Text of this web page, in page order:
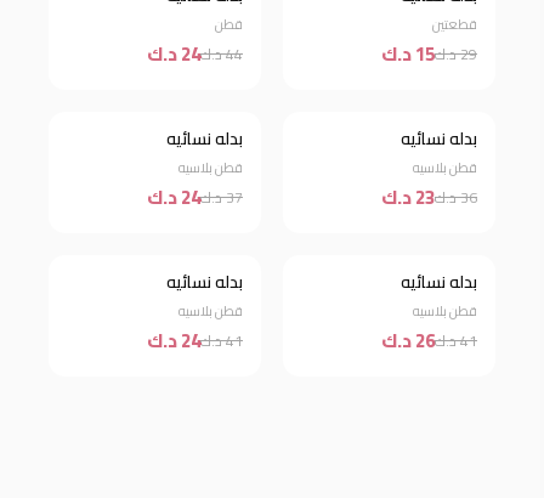
قطعتين
29 د.ك 15 د.ك
قطن
44 د.ك 24 د.ك
خصم 36%
بدله نسائيه
قطن بلاسيه
36 د.ك 23 د.ك
خصم 35%
بدله نسائيه
قطن بلاسيه
37 د.ك 24 د.ك
خصم 37%
بدله نسائيه
قطن بلاسيه
41 د.ك 26 د.ك
خصم 41%
بدله نسائيه
قطن بلاسيه
41 د.ك 24 د.ك